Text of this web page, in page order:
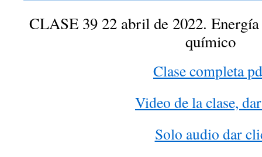
CLASE 39 22 abril de 2022.
químico
Clase completa
Video de la clase,
Solo audio dar